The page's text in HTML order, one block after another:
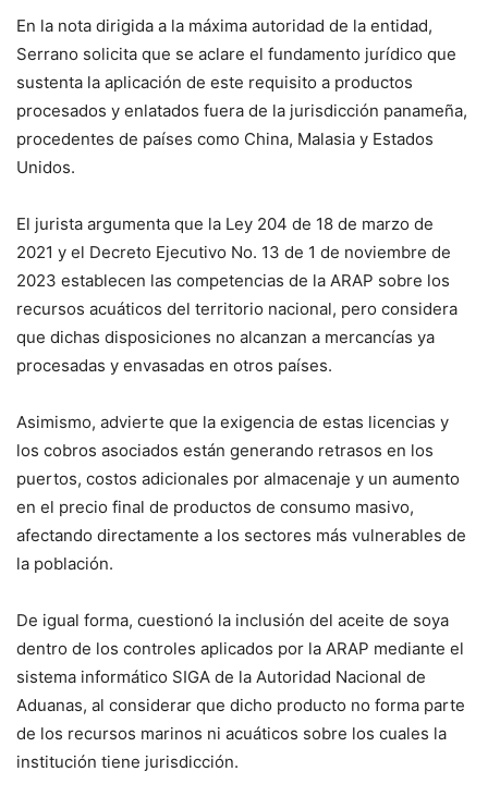
En la nota dirigida a la máxima autoridad de la entidad,
Serrano solicita que se aclare el fundamento jurídico que
sustenta la aplicación de este requisito a productos
procesados y enlatados fuera de la jurisdicción panameña,
procedentes de países como China, Malasia y Estados
Unidos.
El jurista argumenta que la Ley 204 de 18 de marzo de
2021 y el Decreto Ejecutivo No. 13 de 1 de noviembre de
2023 establecen las competencias de la ARAP sobre los
recursos acuáticos del territorio nacional, pero considera
que dichas disposiciones no alcanzan a mercancías ya
procesadas y envasadas en otros países.
Asimismo, advierte que la exigencia de estas licencias y
los cobros asociados están generando retrasos en los
puertos, costos adicionales por almacenaje y un aumento
en el precio final de productos de consumo masivo,
afectando directamente a los sectores más vulnerables de
la población.
De igual forma, cuestionó la inclusión del aceite de soya
dentro de los controles aplicados por la ARAP mediante el
sistema informático SIGA de la Autoridad Nacional de
Aduanas, al considerar que dicho producto no forma parte
de los recursos marinos ni acuáticos sobre los cuales la
institución tiene jurisdicción.